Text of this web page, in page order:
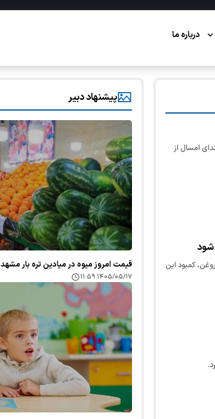
درباره ما
امسال‌ از
شود
کمبود این
پیشنهاد دبیر
قیمت امروز میوه در میادین تره بار مشهد
۱۴۰۵/۰۵/۱۷ ۱۱:۵۹